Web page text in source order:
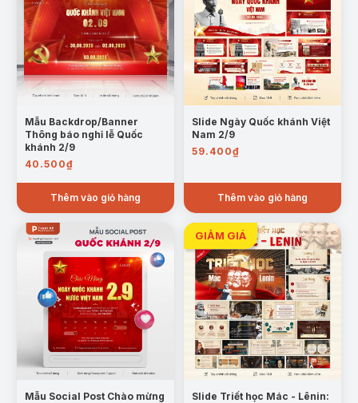
Mẫu Backdrop/Banner
Thông báo nghỉ lễ Quốc
khánh 2/9
40.500₫
Thêm vào giỏ hàng
Slide Ngày Quốc khánh Việt
Nam 2/9
59.400₫
Thêm vào giỏ hàng
Mẫu Social Post Chào mừng Slide Triết học Mác - Lênin: